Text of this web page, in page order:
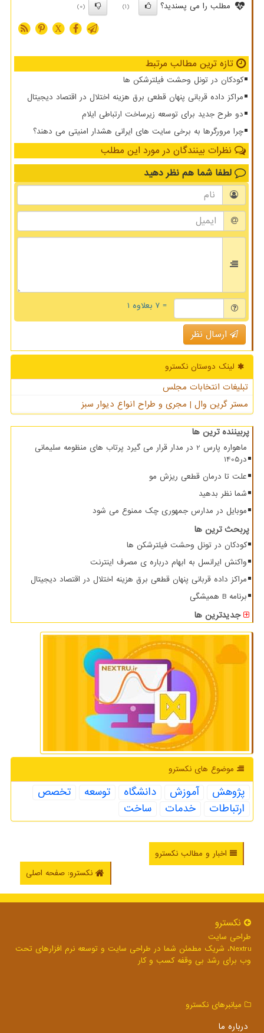
مطلب را می پسندید؟
(1)
(0)
X
تازه ترین مطالب مرتبط
کودکان در تونل وحشت فیلترشکن ها
مراکز داده قربانی پنهان قطعی برق هزینه اختلال در اقتصاد دیجیتال
دو طرح جدید برای توسعه زیرساخت ارتباطی ایلام
چرا مرورگرها به برخی سایت های ایرانی هشدار امنیتی می دهند؟
نظرات بینندگان در مورد این مطلب
لطفا شما هم نظر دهید
= ۷ بعلاوه ۱
ارسال نظر
لینک دوستان نكسترو
تبلیغات انتخابات مجلس
مستر گرین وال | مجری و طراح انواع دیوار سبز
پربیننده ترین ها
ماهواره پارس 2 در مدار قرار می گیرد پرتاب های منظومه سلیمانی
در1405
علت تا درمان قطعی ریزش مو
شما نظر بدهید
موبایل در مدارس جمهوری چک ممنوع می شود
پربحث ترین ها
کودکان در تونل وحشت فیلترشکن ها
واکنش ایرانسل به ابهام درباره ی مصرف اینترنت
مراکز داده قربانی پنهان قطعی برق هزینه اختلال در اقتصاد دیجیتال
برنامه B همیشگی
جدیدترین ها
موضوع های نكسترو
پژوهش آموزش دانشگاه توسعه
تخصص
ارتباطات
خدمات ساخت
اخبار و مطالب نکسترو
نکسترو: صفحه اصلی
نكسترو
طراحی سایت
Nextru، شریک مطمئن شما در طراحی سایت و توسعه نرم افزارهای تحت
وب برای رشد بی وقفه کسب و کار
میانبرهای نكسترو
درباره ما